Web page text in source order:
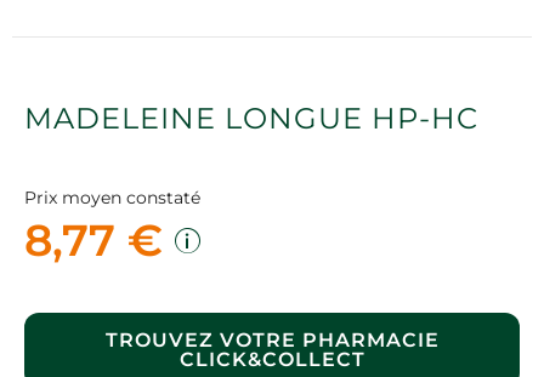
MADELEINE LONGUE HP-HC
Prix moyen constaté
8,77 €
TROUVEZ VOTRE PHARMACIE
CLICK&COLLECT